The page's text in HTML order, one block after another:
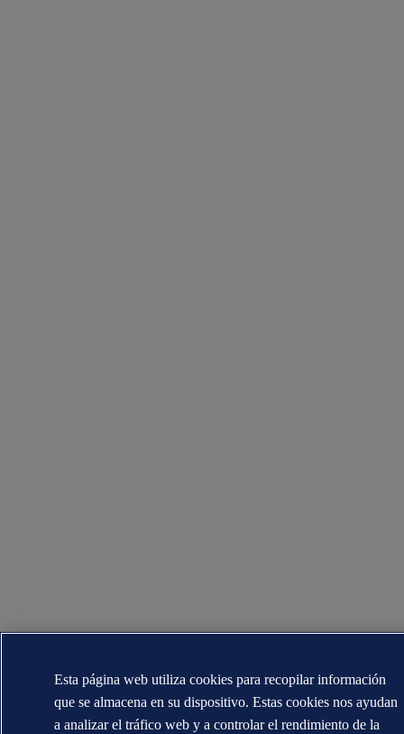
Esta página web utiliza cookies para recopilar información
que se almacena en su dispositivo. Estas cookies nos ayudan
a analizar el tráfico web y a controlar el rendimiento de la